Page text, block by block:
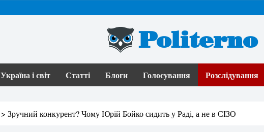
Politerno
Україна і світ Статті Блоги Голосування Розслідування
> Зручний конкурент? Чому Юрій Бойко сидить у Раді, а не в СІЗО